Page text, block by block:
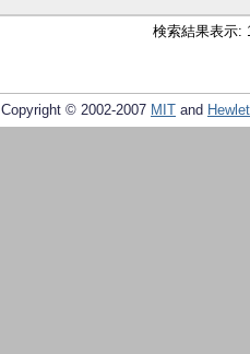
検索結果表示:
Copyright © 2002-2007 MIT and